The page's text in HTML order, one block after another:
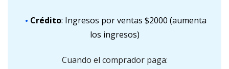
Crédito: Ingresos por ventas $2000 (aumenta
los ingresos)
Cuando el comprador paga: